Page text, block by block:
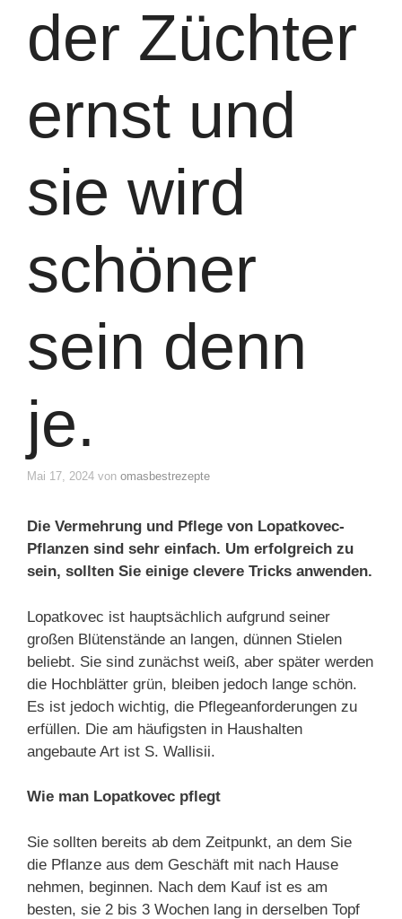
der Züchter
ernst und
sie wird
schöner
sein denn
je.
Mai 17, 2024 von omasbestrezepte
Die Vermehrung und Pflege von Lopatkovec-
Pflanzen sind sehr einfach. Um erfolgreich zu
sein, sollten Sie einige clevere Tricks anwenden.
Lopatkovec ist hauptsächlich aufgrund seiner
großen Blütenstände an langen, dünnen Stielen
beliebt. Sie sind zunächst weiß, aber später werden
die Hochblätter grün, bleiben jedoch lange schön.
Es ist jedoch wichtig, die Pflegeanforderungen zu
erfüllen. Die am häufigsten in Haushalten
angebaute Art ist S. Wallisii.
Wie man Lopatkovec pflegt
Sie sollten bereits ab dem Zeitpunkt, an dem Sie
die Pflanze aus dem Geschäft mit nach Hause
nehmen, beginnen. Nach dem Kauf ist es am
besten, sie 2 bis 3 Wochen lang in derselben Topf